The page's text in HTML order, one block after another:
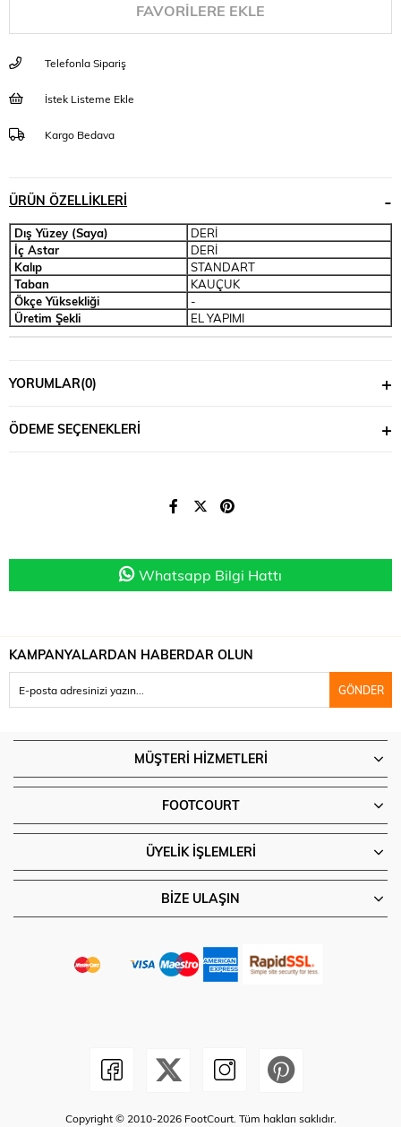
FAVORILERE EKLE
Telefonla Sipariş
İstek Listeme Ekle
Kargo Bedava
ÜRÜN ÖZELLIKLERI
Dış Yüzey (Saya)
DERİ
İç Astar
DERİ
Kalıp
STANDART
Taban
KAUÇUK
Ökçe Yüksekliği
-
Üretim Şekli
EL YAPIMI
YORUMLAR(0)
ÖDEME SEÇENEKLERI
Whatsapp Bilgi Hattı
KAMPANYALARDAN HABERDAR OLUN
GÖNDER
MÜŞTERI HIZMETLERI
FOOTCOURT
ÜYELIK İŞLEMLERI
BIZE ULAŞIN
Copyright © 2010-2026 FootCourt. Tüm hakları saklıdır.